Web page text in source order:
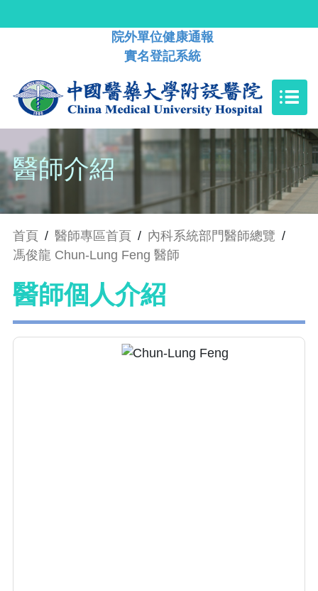
院外單位健康通報
實名登記系統
醫師介紹
首頁 / 醫師專區首頁 / 內科系統部門醫師總覽 /
馮俊龍 Chun-Lung Feng 醫師
醫師個人介紹